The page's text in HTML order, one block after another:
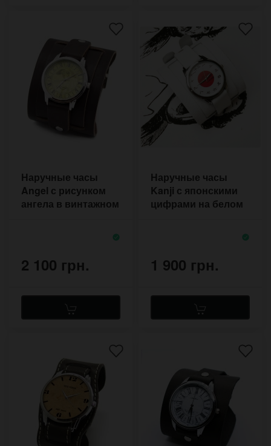
Наручные часы
Angel с рисунком
ангела в винтажном
2 100 грн.
Наручные часы
Kanji с японскими
цифрами на белом
1 900 грн.